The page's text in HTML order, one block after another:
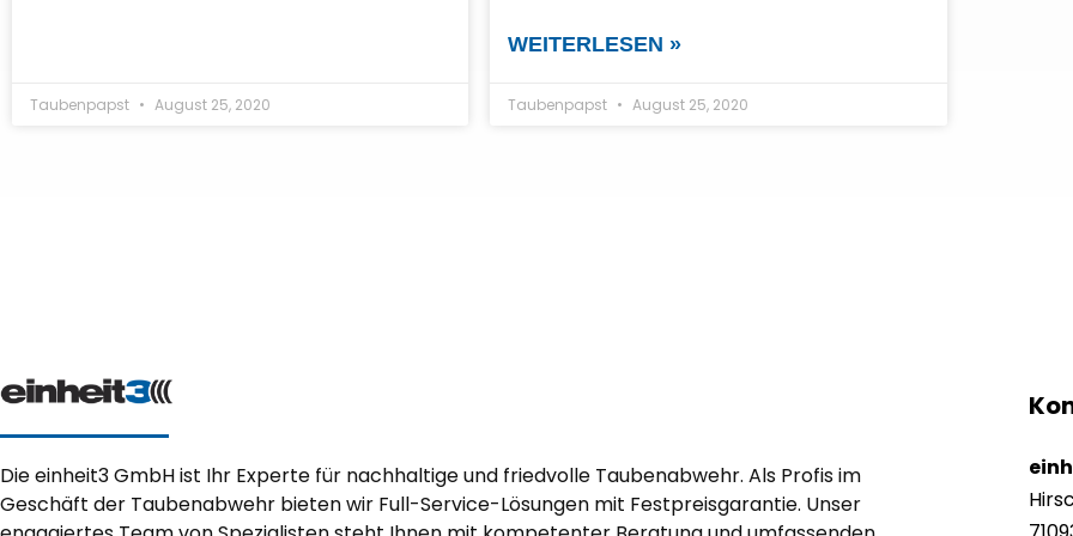
Taubenpapst August 25, 2020
WEITERLESEN »
Taubenpapst August 25, 2020
Die einheit3 GmbH ist Ihr Experte für nachhaltige und friedvolle Taubenabwehr. Als Profis im
Geschäft der Taubenabwehr bieten wir Full-Service-Lösungen mit Festpreisgarantie. Unser